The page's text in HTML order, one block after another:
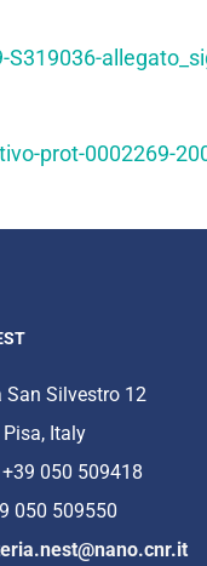
S319036-
prot-0002269-
San Silvestro 12
Italy
050 509418
050 509550